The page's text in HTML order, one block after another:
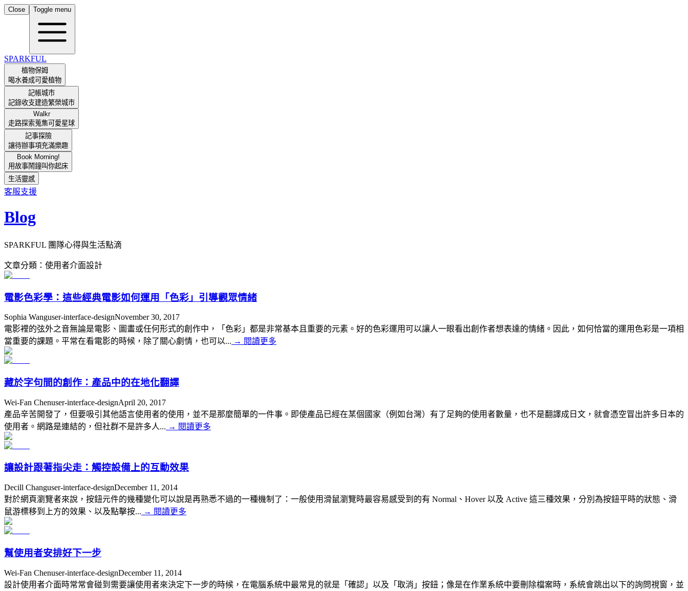
Close Toggle menu
SPARKFUL
植物保姆
喝水養成可愛植物
記帳城市
記錄收支建造繁榮城市
Walkr
走路探索蒐集可愛星球
記事探險
讓待辦事項充滿樂趣
Book Morning!
用故事鬧鐘叫你起床
生活靈感
客服支援
Blog
SPARKFUL 團隊心得與生活點滴
文章分類 ： 使用者介面設計
電影色彩學：這些經典電影如何運用「色彩」引導觀眾情緒
Sophia Wanguser-interface-designNovember 30, 2017
電影裡的弦外之音無論是電影、圖畫或任何形式的創作中，「色彩」都是非常基本且重要的元素。好的色彩運用可以讓人一眼看出創作者想表達的情緒。因此，如何恰當的運用色彩是一項相
當重要的課題。平常在看電影的時候，除了關心劇情，也可以... → 閱讀更多
藏於字句間的創作：產品中的在地化翻譯
Wei-Fan Chenuser-interface-designApril 20, 2017
產品辛苦開發了，但要吸引其他語言使用者的使用，並不是那麼簡單的一件事。即使產品已經在某個國家（例如台灣）有了足夠的使用者數量，也不是翻譯成日文，就會憑空冒出許多日本的
使用者。網路是連結的，但社群不是許多人... → 閱讀更多
讓設計跟著指尖走：觸控設備上的互動效果
Decill Changuser-interface-designDecember 11, 2014
對於網頁瀏覽者來說，按鈕元件的幾種變化可以說是再熟悉不過的一種機制了：一般使用滑鼠瀏覽時最容易感受到的有 Normal、Hover 以及 Active 這三種效果，分別為按鈕平時的狀態、滑
鼠游標移到上方的效果、以及點擊按... → 閱讀更多
幫使用者安排好下一步
Wei-Fan Chenuser-interface-designDecember 11, 2014
設計使用者介面時常常會碰到需要讓使用者來決定下一步的時候，在電腦系統中最常見的就是「確認」以及「取消」按鈕；像是在作業系統中要刪除檔案時，系統會跳出以下的詢問視窗，並